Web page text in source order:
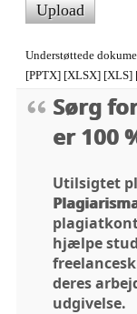
Upload
Understøttede
[PPTX] [XLSX] [XLS]
Sørg
er 100
Utilsigtet
hjælpe
deres
udgivelse.